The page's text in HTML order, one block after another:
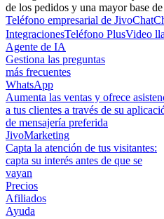
de los pedidos y una mayor base
Teléfono empresarial de JivoChat
IntegracionesTeléfono PlusVideo
Agente de IA
Gestiona las preguntas
más frecuentes
WhatsApp
Aumenta las ventas y ofrece
a tus clientes a través de su
de mensajería preferida
JivoMarketing
Capta la atención de tus visitantes:
capta su interés antes de que se
vayan
Precios
Afiliados
Ayuda